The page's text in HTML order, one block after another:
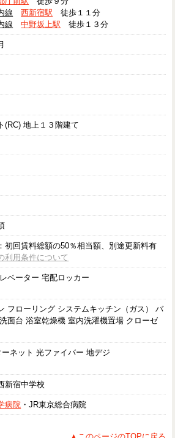
線
西新宿駅 徒歩１１分
線
中野坂上駅 徒歩１３分
(RC) 地上１３階建て
初回賃料総額の50％相当額、別途更新料有
利用条件について
ベーター 宅配ロッカー
フローリング システムキッチン（ガス） バ
面台 浴室乾燥機 室内洗濯機置場 クローゼ
ネット 光ファイバー 地デジ
宿中学校
病院 ・JR東京総合病院